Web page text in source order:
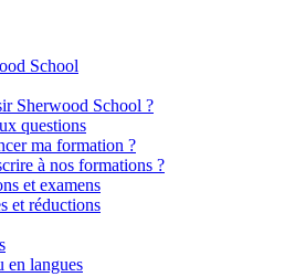
School
Sherwood School ?
questions
ma formation ?
à nos formations ?
et examens
et réductions
en langues